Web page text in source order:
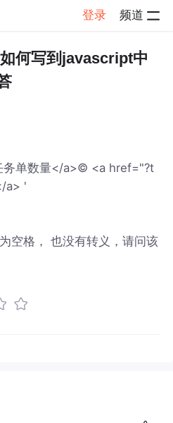
登录 频道
子详情
何写到javascript中
单数量</a>© <a href="?t
a> '
空格， 也没有转义，请问该